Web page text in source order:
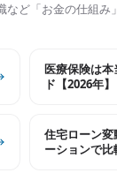
ど「お金の仕組
医療保険は
ド【2026年】
住宅ローン変
ーションで比